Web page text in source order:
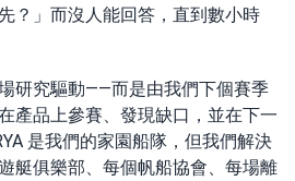
？」而沒人能回答，直到數小時
研究驅動——而是由我們下個賽季
產品上參賽、發現缺口，並在下一
是我們的家園船隊，但我們解決
艇俱樂部、每個帆船協會、每場離